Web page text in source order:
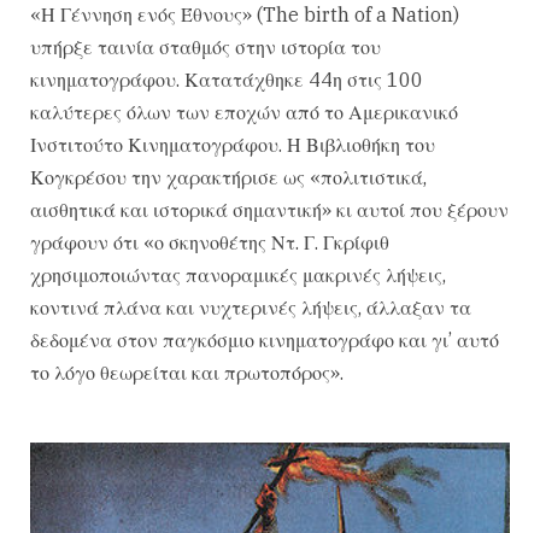
«Η Γέννηση ενός Έθνους» (The birth of a Nation)
υπήρξε ταινία σταθμός στην ιστορία του
κινηματογράφου. Κατατάχθηκε 44η στις 100
καλύτερες όλων των εποχών από το Αμερικανικό
Ινστιτούτο Κινηματογράφου. Η Βιβλιοθήκη του
Κογκρέσου την χαρακτήρισε ως «πολιτιστικά,
αισθητικά και ιστορικά σημαντική» κι αυτοί που ξέρουν
γράφουν ότι «ο σκηνοθέτης Ντ. Γ. Γκρίφιθ
χρησιμοποιώντας πανοραμικές μακρινές λήψεις,
κοντινά πλάνα και νυχτερινές λήψεις, άλλαξαν τα
δεδομένα στον παγκόσμιο κινηματογράφο και γι’ αυτό
το λόγο θεωρείται και πρωτοπόρος».